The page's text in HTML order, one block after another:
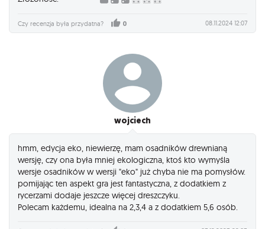
Czy recenzja była przydatna? 0 08.11.2024 12:07
wojciech
hmm, edycja eko, niewierzę, mam osadników drewnianą
wersję, czy ona była mniej ekologiczna, ktoś kto wymyśla
wersje osadników w wersji "eko" już chyba nie ma pomysłów.
pomijając ten aspekt gra jest fantastyczna, z dodatkiem z
rycerzami dodaje jeszcze więcej dreszczyku.
Polecam każdemu, idealna na 2,3,4 a z dodatkiem 5,6 osób.